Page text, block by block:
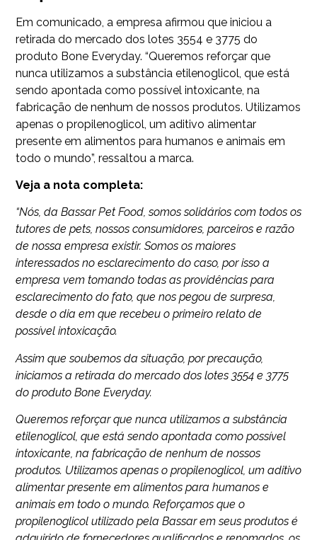
Em comunicado, a empresa afirmou que iniciou a
retirada do mercado dos lotes 3554 e 3775 do
produto Bone Everyday. “Queremos reforçar que
nunca utilizamos a substância etilenoglicol, que está
sendo apontada como possível intoxicante, na
fabricação de nenhum de nossos produtos. Utilizamos
apenas o propilenoglicol, um aditivo alimentar
presente em alimentos para humanos e animais em
todo o mundo”, ressaltou a marca.
Veja a nota completa:
“Nós, da Bassar Pet Food, somos solidários com todos os
tutores de pets, nossos consumidores, parceiros e razão
de nossa empresa existir. Somos os maiores
interessados no esclarecimento do caso, por isso a
empresa vem tomando todas as providências para
esclarecimento do fato, que nos pegou de surpresa,
desde o dia em que recebeu o primeiro relato de
possível intoxicação.
Assim que soubemos da situação, por precaução,
iniciamos a retirada do mercado dos lotes 3554 e 3775
do produto Bone Everyday.
Queremos reforçar que nunca utilizamos a substância
etilenoglicol, que está sendo apontada como possível
intoxicante, na fabricação de nenhum de nossos
produtos. Utilizamos apenas o propilenoglicol, um aditivo
alimentar presente em alimentos para humanos e
animais em todo o mundo. Reforçamos que o
propilenoglicol utilizado pela Bassar em seus produtos é